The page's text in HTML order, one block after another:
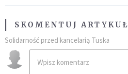
SKOMENTUJ ARTYKUŁ
Solidarność przed kancelarią Tuska